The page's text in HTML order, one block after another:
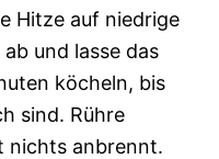
Hitze auf niedrige
und lasse das
köcheln, bis
sind. Rühre
nichts anbrennt.